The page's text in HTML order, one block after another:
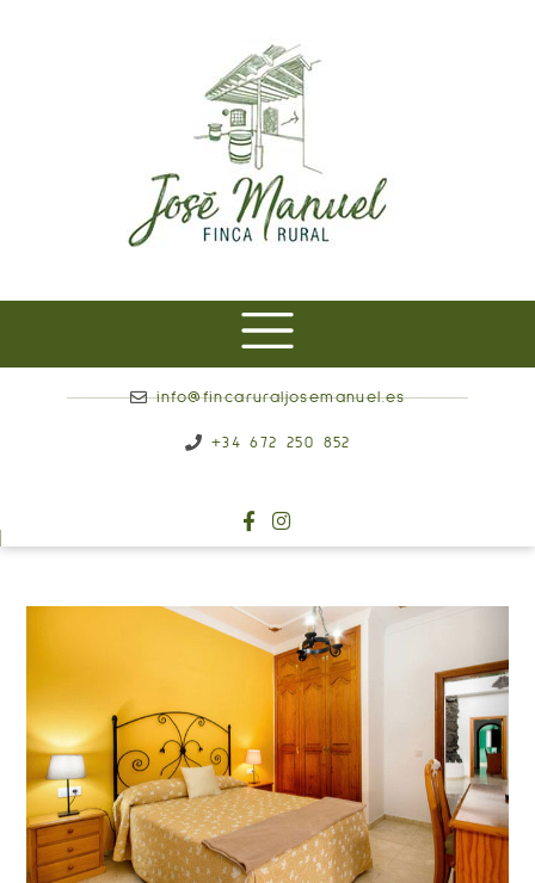
info@fincaruraljosemanuel.es
+34 672 250 852